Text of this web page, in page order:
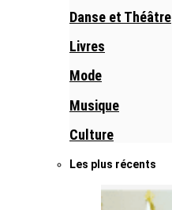
Danse et Théâtre
Livres
Mode
Musique
Culture
Les plus récents